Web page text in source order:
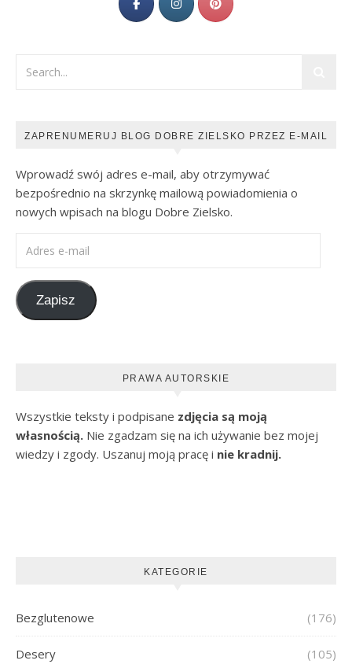
ZAPRENUMERUJ BLOG DOBRE ZIELSKO PRZEZ E-MAIL
Wprowadź swój adres e-mail, aby otrzymywać
bezpośrednio na skrzynkę mailową powiadomienia o
nowych wpisach na blogu Dobre Zielsko.
Zapisz
PRAWA AUTORSKIE
Wszystkie teksty i podpisane zdjęcia są moją
własnością. Nie zgadzam się na ich używanie bez mojej
wiedzy i zgody. Uszanuj moją pracę i nie kradnij.
KATEGORIE
Bezglutenowe (176)
Desery (105)